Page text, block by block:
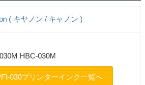
( キヤノン / キャノン )
HBC-030M
030プリンターインク一覧へ